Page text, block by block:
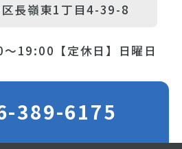
長嶺東1丁目4-39-8
～19:00 【定休日】日曜日
389-6175